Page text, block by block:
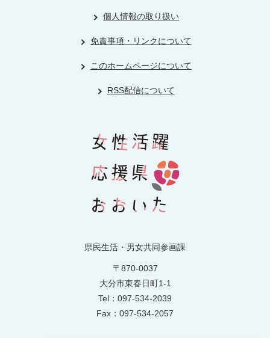
個人情報の取り扱い
免責事項・リンクについて
このホームページについて
RSS配信について
県民生活・男女共同参画課
〒870-0037
大分市東春日町1-1
Tel：097-534-2039
Fax：097-534-2057